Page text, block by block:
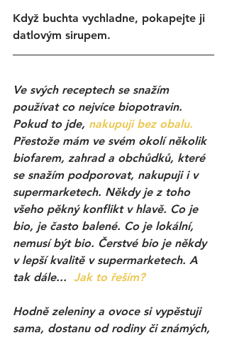
Když buchta vychladne, pokapejte ji
datlovým sirupem.
Ve svých receptech se snažím
používat co nejvíce biopotravin.
Pokud to jde, nakupuji bez obalu.
Přestože mám ve svém okolí několik
biofarem, zahrad a obchůdků, které
se snažím podporovat, nakupuji i v
supermarketech. Někdy je z toho
všeho pěkný konflikt v hlavě. Co je
bio, je často balené. Co je lokální,
nemusí být bio. Čerstvé bio je někdy
v lepší kvalitě v supermarketech. A
tak dále... Jak to řeším?
Hodně zeleniny a ovoce si vypěstuji
sama, dostanu od rodiny či známých,